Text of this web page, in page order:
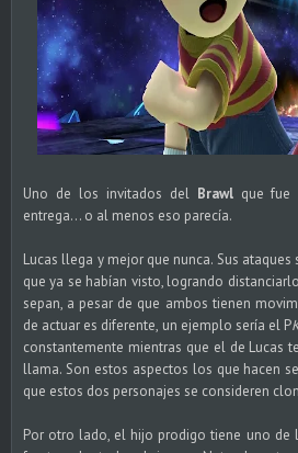
Uno de los invitados del Brawlque fue
entrega... o al menos eso parecía.
Lucas llega y mejor que nunca. Sus
que ya se habían visto, logrando
sepan, a pesar de que ambos tienen
de actuar es diferente, un ejemplo sería el P
constantemente mientras que el de Lucas
llama. Son estos aspectos los que hacen
que estos dos personajes se consideren
Por otro lado, el hijo prodigo tiene uno de